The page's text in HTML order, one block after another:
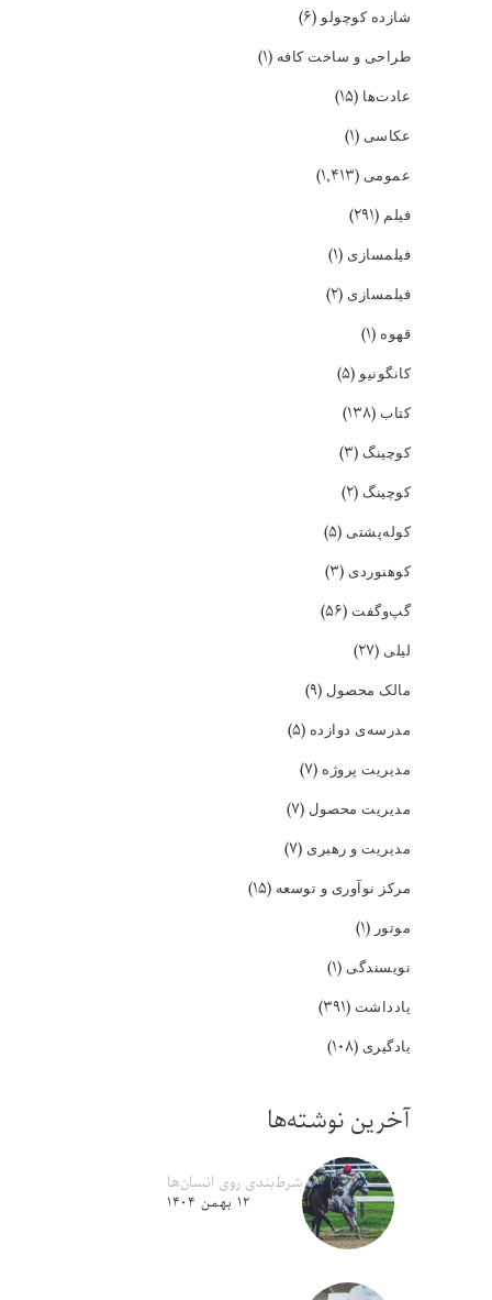
شازده کوچولو(۶)
طراحی و ساخت کافه (۱)
عادت‌ها (۱۵)
عکاسی (۱)
عمومی (۱,۴۱۳)
فیلم (۲۹۱)
فیلمسازی (۱)
فیلمسازی (۲)
قهوه (۱)
کانگونیو(۵)
کتاب (۱۳۸)
کوچینگ (۳)
کوچینگ (۲)
کوله‌پشتی (۵)
کوهنوردی (۳)
گپ‌و‌گفت (۵۶)
لیلی (۲۷)
مالک محصول (۹)
مدرسه‌ی دوازده (۵)
مدیریت پروژه (۷)
مدیریت محصول (۷)
مدیریت و رهبری (۷)
مرکز نوآوری و توسعه (۱۵)
موتور (۱)
نویسندگی (۱)
یادداشت (۳۹۱)
یادگیری (۱۰۸)
آخرین نوشته‌ها
شرط‌بندی روی انسان‌ها
۱۲ بهمن ۱۴۰۴